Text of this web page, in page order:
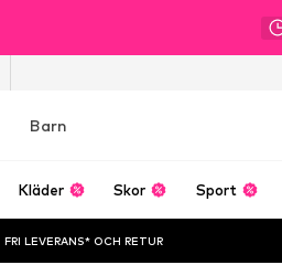
Barn
Kläder Skor Sport
FRI LEVERANS* OCH RETUR